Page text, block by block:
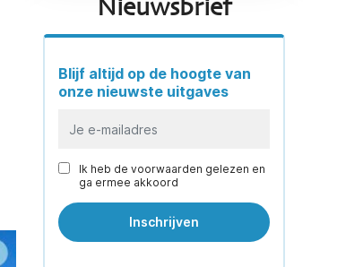
Nieuwsbrief
Blijf altijd op de hoogte van
onze nieuwste uitgaves
Ik heb de voorwaarden gelezen en
ga ermee akkoord